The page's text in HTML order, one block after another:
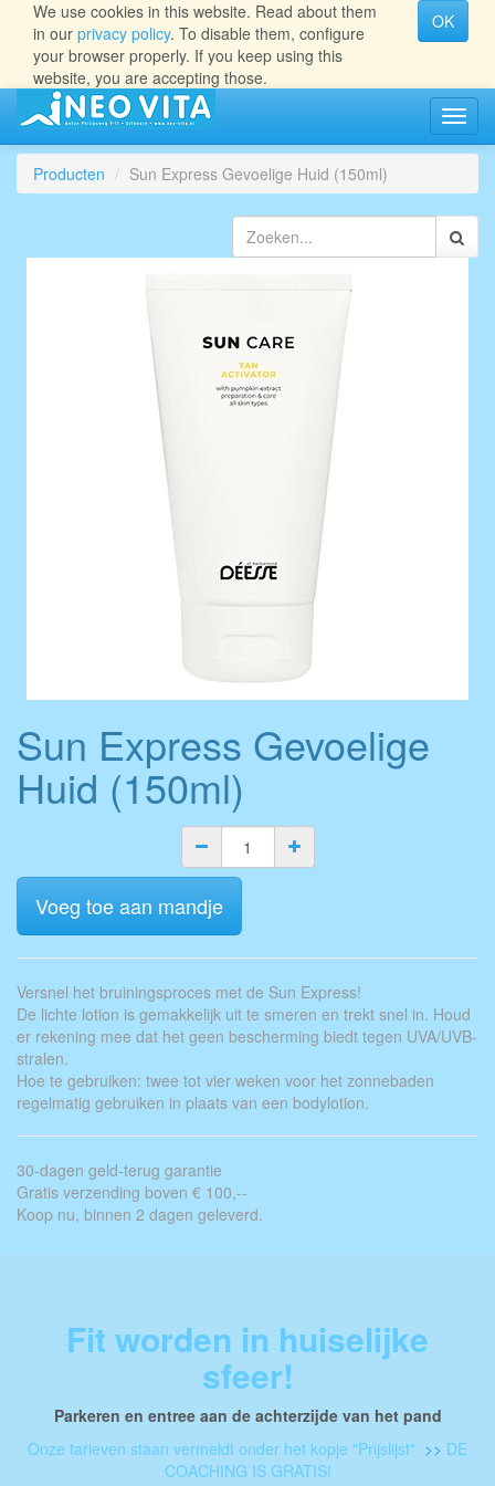
We use cookies in this website. Read about them
in our privacy policy. To disable them, configure
your browser properly. If you keep using this
website, you are accepting those.
OK
aan/
Producten
Sun Express Gevoelige Huid (150ml)
Sun Express Gevoelige
Huid (150ml)
Voeg toe aan mandje
Versnel het bruiningsproces met de Sun Express!
De lichte lotion is gemakkelijk uit te smeren en trekt snel in. Houd
er rekening mee dat het geen bescherming biedt tegen UVA/UVB-
stralen.
Hoe te gebruiken: twee tot vier weken voor het zonnebaden
regelmatig gebruiken in plaats van een bodylotion.
30-dagen geld-terug garantie
Gratis verzending boven € 100,--
Koop nu, binnen 2 dagen geleverd.
Fit worden in huiselijke
sfeer!
Parkeren en entree aan de achterzijde van het pand
Onze tarieven staan vermeldt onder het kopje "Prijslijst" >> DE
COACHING IS GRATIS!